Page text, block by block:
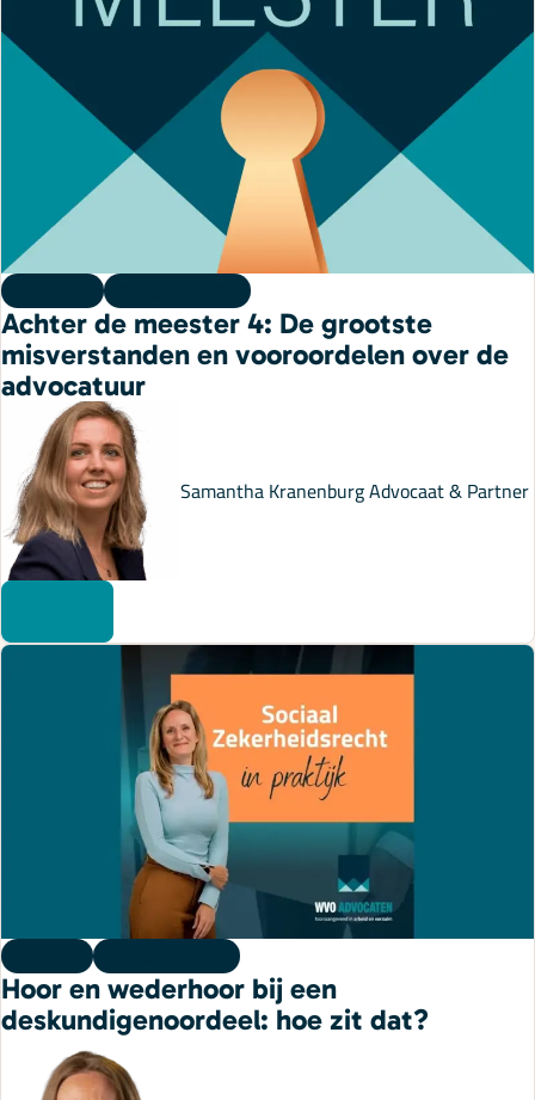
Achter de meester 4: De grootste
misverstanden en vooroordelen over de
advocatuur
Samantha KranenburgAdvocaat & Partner
Hoor en wederhoor bij een
deskundigenoordeel: hoe zit dat?